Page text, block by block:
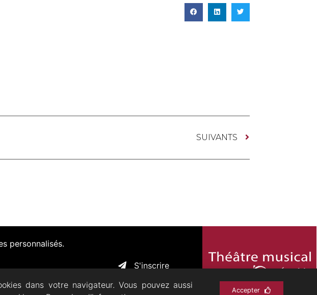
SUIVANTS
personnalisés.
S'inscrire
dans votre navigateur. Vous pouvez aussi
Accepter